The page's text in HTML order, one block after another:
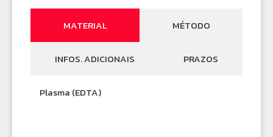
MATERIAL MÉTODO
INFOS. ADICIONAIS PRAZOS
Plasma (EDTA)